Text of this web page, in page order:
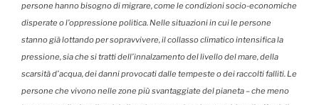
persone hanno bisogno di migrare, come le condizioni socio-economiche
disperate o l’oppressione politica. Nelle situazioni in cui le persone
stanno già lottando per sopravvivere, il collasso climatico intensifica la
pressione, sia che si tratti dell’innalzamento del livello del mare, della
scarsità d’acqua, dei danni provocati dalle tempeste o dei raccolti falliti. Le
persone che vivono nelle zone più svantaggiate del pianeta – che meno